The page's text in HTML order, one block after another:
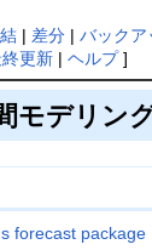
| 差分| バックア
更新| ヘルプ]
モデリン
forecast package